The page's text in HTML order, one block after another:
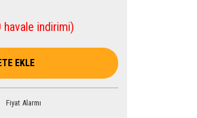
havale indirimi)
EKLE
Fiyat Alarmı